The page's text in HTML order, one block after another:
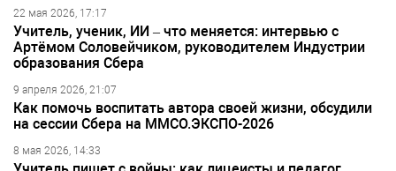
22 мая 2026, 17:17
Учитель, ученик, ИИ – что меняется: интервью с
Артёмом Соловейчиком, руководителем Индустрии
образования Сбера
9 апреля 2026, 21:07
Как помочь воспитать автора своей жизни, обсудили
на сессии Сбера на ММСО.ЭКСПО-2026
8 мая 2026, 14:33